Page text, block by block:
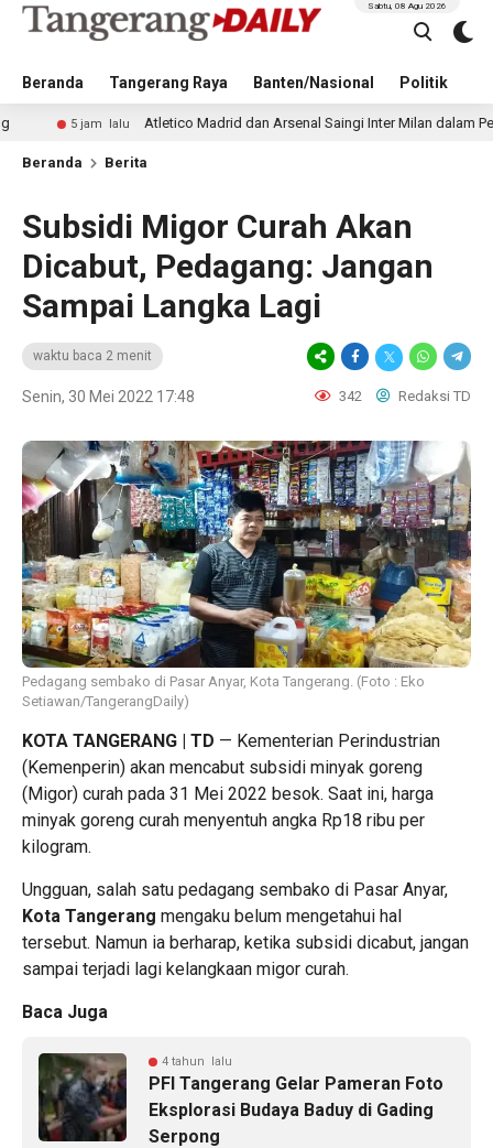
Beranda Tangerang Raya Banten/Nasional Politik
Sabtu, 08 Agu 2026
lalu Atletico Madrid dan Arsenal Saingi Inter Milan dalam Perburuan
Beranda Berita
Subsidi Migor Curah Akan
Dicabut, Pedagang: Jangan
Sampai Langka Lagi
waktu baca 2 menit
Senin, 30 Mei 2022 17:48 342 Redaksi TD
Pedagang sembako di Pasar Anyar, Kota Tangerang. (Foto : Eko
Setiawan/TangerangDaily)
KOTA TANGERANG | TD — Kementerian Perindustrian
(Kemenperin) akan mencabut subsidi minyak goreng
(Migor) curah pada 31 Mei 2022 besok. Saat ini, harga
minyak goreng curah menyentuh angka Rp18 ribu per
kilogram.
Ungguan, salah satu pedagang sembako di Pasar Anyar,
Kota Tangerang mengaku belum mengetahui hal
tersebut. Namun ia berharap, ketika subsidi dicabut, jangan
sampai terjadi lagi kelangkaan migor curah.
Baca Juga
4 tahun lalu
PFI Tangerang Gelar Pameran Foto
Eksplorasi Budaya Baduy di Gading
Serpong